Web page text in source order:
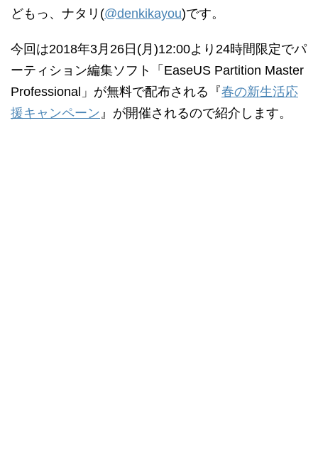
どもっ、ナタリ(@denkikayou)です。
今回は2018年3月26日(月)12:00より24時間限定でパ
ーティション編集ソフト「EaseUS Partition Master
Professional」が無料で配布される『春の新生活応
援キャンペーン 』が開催されるので紹介します。